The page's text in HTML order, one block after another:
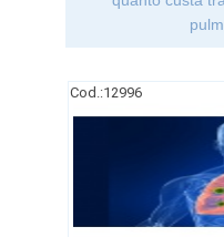
Cod.:12996